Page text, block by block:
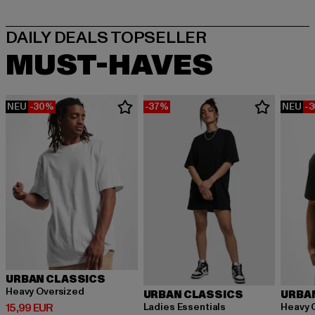
MUST-HAVES
NEU -30%
URBAN CLASSICS
Heavy Oversized
15,99 EUR
Derzeitiger Preis: 15,99 EUR
-37%
URBAN CLASSICS
Ladies Essentials
NEU -
Heavy